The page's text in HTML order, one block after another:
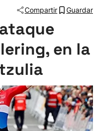
Compartir Guardar
en la